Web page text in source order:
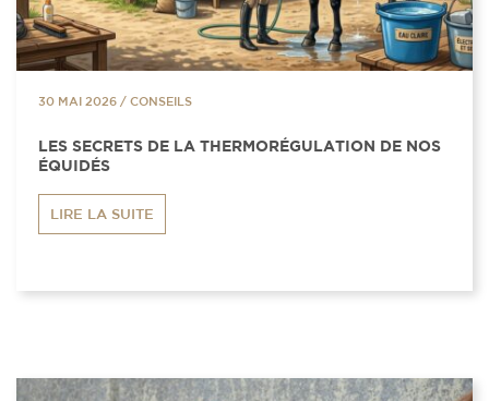
30 MAI 2026 / CONSEILS
LES SECRETS DE LA THERMORÉGULATION DE NOS
ÉQUIDÉS
LIRE LA SUITE